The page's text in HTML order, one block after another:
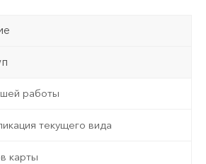
работы
текущего вида
карты